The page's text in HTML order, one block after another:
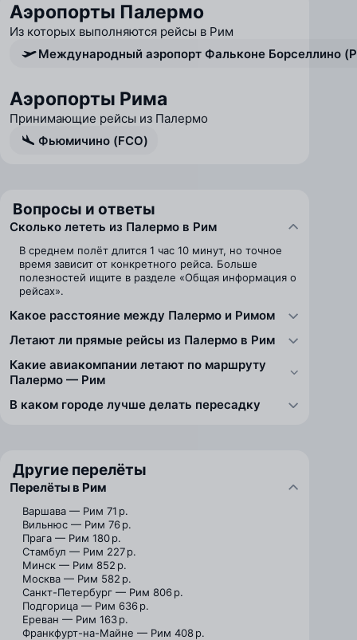
Аэропорты Палермо
Из которых выполняются рейсы в Рим
Международный аэропорт Фальконе Борселлино
Аэропорты Рима
Принимающие рейсы из Палермо
Фьюмичино (FCO)
Вопросы и ответы
Сколько лететь из Палермо в Рим
В среднем полёт длится 1 час 10 минут, но точное
время зависит от конкретного рейса. Больше
полезностей ищите в разделе «Общая информация о
рейсах».
Какое расстояние между Палермо и Римом
Летают ли прямые рейсы из Палермо в Рим
Какие авиакомпании летают по маршруту
Палермо — Рим
В каком городе лучше делать пересадку
Другие перелёты
Перелёты в Рим
Варшава — Рим 71 р.
Вильнюс — Рим 76 р.
Прага — Рим 180 р.
Стамбул — Рим 227 р.
Минск — Рим 852 р.
Москва — Рим 582 р.
Санкт-Петербург — Рим 806 р.
Подгорица — Рим 636 р.
Ереван — Рим 163 р.
Франкфурт-на-Майне — Рим 408 р.